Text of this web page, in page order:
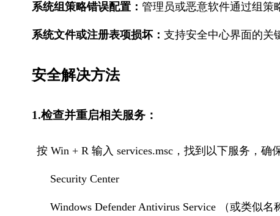
系统组策略错误配置： 管理员或恶意软件通过组策
系统文件或注册表项损坏： 支持安全中心界面的关
安全解决方法
1.检查并重启相关服务：
按 Win + R 输入 services.msc，找到以下服务，确
Security Center
Windows Defender Antivirus Service （或类似名